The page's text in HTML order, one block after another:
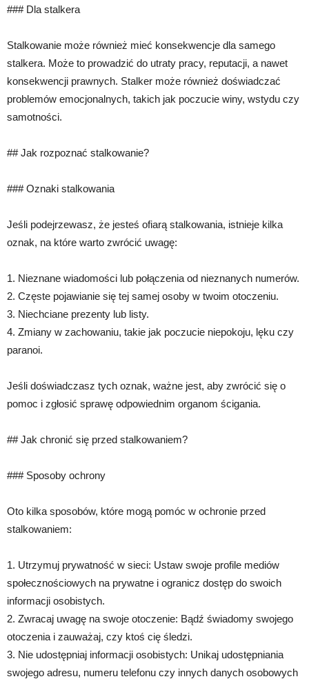
### Dla stalkera
Stalkowanie może również mieć konsekwencje dla samego
stalkera. Może to prowadzić do utraty pracy, reputacji, a nawet
konsekwencji prawnych. Stalker może również doświadczać
problemów emocjonalnych, takich jak poczucie winy, wstydu czy
samotności.
## Jak rozpoznać stalkowanie?
### Oznaki stalkowania
Jeśli podejrzewasz, że jesteś ofiarą stalkowania, istnieje kilka
oznak, na które warto zwrócić uwagę:
1. Nieznane wiadomości lub połączenia od nieznanych numerów.
2. Częste pojawianie się tej samej osoby w twoim otoczeniu.
3. Niechciane prezenty lub listy.
4. Zmiany w zachowaniu, takie jak poczucie niepokoju, lęku czy
paranoi.
Jeśli doświadczasz tych oznak, ważne jest, aby zwrócić się o
pomoc i zgłosić sprawę odpowiednim organom ścigania.
## Jak chronić się przed stalkowaniem?
### Sposoby ochrony
Oto kilka sposobów, które mogą pomóc w ochronie przed
stalkowaniem:
1. Utrzymuj prywatność w sieci: Ustaw swoje profile mediów
społecznościowych na prywatne i ogranicz dostęp do swoich
informacji osobistych.
2. Zwracaj uwagę na swoje otoczenie: Bądź świadomy swojego
otoczenia i zauważaj, czy ktoś cię śledzi.
3. Nie udostępniaj informacji osobistych: Unikaj udostępniania
swojego adresu, numeru telefonu czy innych danych osobowych